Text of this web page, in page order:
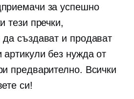
за успешно
тези пречки,
създават и продават
артикули без нужда от
предварително. Всички
си!